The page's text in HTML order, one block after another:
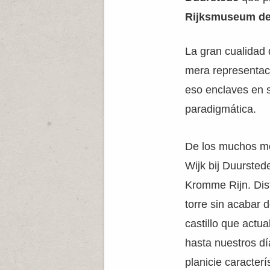
Rijksmuseum
La gran
mera
eso enclaves en
paradigmática.
De los muchos
Wijk bij
Kromme Rijn.
torre sin acabar
castillo que
hasta nuestros
planicie